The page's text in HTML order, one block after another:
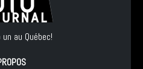
au Québec!